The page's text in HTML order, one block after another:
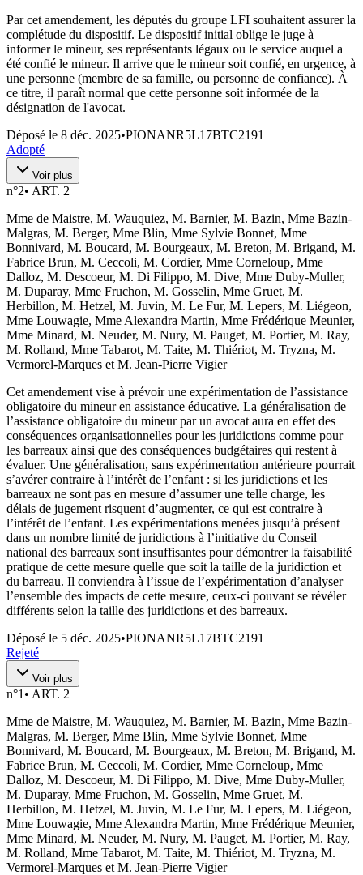
Par cet amendement, les députés du groupe LFI souhaitent assurer la
complétude du dispositif. Le dispositif initial oblige le juge à
informer le mineur, ses représentants légaux ou le service auquel a
été confié le mineur. Il arrive que le mineur soit confié, en urgence, à
une personne (membre de sa famille, ou personne de confiance). À
ce titre, il paraît normal que cette personne soit informée de la
désignation de l'avocat.
Déposé le 8 déc. 2025•PIONANR5L17BTC2191
Adopté
Voir plus
n°2• ART. 2
Mme de Maistre, M. Wauquiez, M. Barnier, M. Bazin, Mme Bazin-
Malgras, M. Berger, Mme Blin, Mme Sylvie Bonnet, Mme
Bonnivard, M. Boucard, M. Bourgeaux, M. Breton, M. Brigand, M.
Fabrice Brun, M. Ceccoli, M. Cordier, Mme Corneloup, Mme
Dalloz, M. Descoeur, M. Di Filippo, M. Dive, Mme Duby-Muller,
M. Duparay, Mme Fruchon, M. Gosselin, Mme Gruet, M.
Herbillon, M. Hetzel, M. Juvin, M. Le Fur, M. Lepers, M. Liégeon,
Mme Louwagie, Mme Alexandra Martin, Mme Frédérique Meunier,
Mme Minard, M. Neuder, M. Nury, M. Pauget, M. Portier, M. Ray,
M. Rolland, Mme Tabarot, M. Taite, M. Thiériot, M. Tryzna, M.
Vermorel-Marques et M. Jean-Pierre Vigier
Cet amendement vise à prévoir une expérimentation de l’assistance
obligatoire du mineur en assistance éducative. La généralisation de
l’assistance obligatoire du mineur par un avocat aura en effet des
conséquences organisationnelles pour les juridictions comme pour
les barreaux ainsi que des conséquences budgétaires qui restent à
évaluer. Une généralisation, sans expérimentation antérieure pourrait
s’avérer contraire à l’intérêt de l’enfant : si les juridictions et les
barreaux ne sont pas en mesure d’assumer une telle charge, les
délais de jugement risquent d’augmenter, ce qui est contraire à
l’intérêt de l’enfant. Les expérimentations menées jusqu’à présent
dans un nombre limité de juridictions à l’initiative du Conseil
national des barreaux sont insuffisantes pour démontrer la faisabilité
pratique de cette mesure quelle que soit la taille de la juridiction et
du barreau. Il conviendra à l’issue de l’expérimentation d’analyser
l’ensemble des impacts de cette mesure, ceux-ci pouvant se révéler
différents selon la taille des juridictions et des barreaux.
Déposé le 5 déc. 2025•PIONANR5L17BTC2191
Rejeté
Voir plus
n°1 • ART. 2
Mme de Maistre, M. Wauquiez, M. Barnier, M. Bazin, Mme Bazin-
Malgras, M. Berger, Mme Blin, Mme Sylvie Bonnet, Mme
Bonnivard, M. Boucard, M. Bourgeaux, M. Breton, M. Brigand, M.
Fabrice Brun, M. Ceccoli, M. Cordier, Mme Corneloup, Mme
Dalloz, M. Descoeur, M. Di Filippo, M. Dive, Mme Duby-Muller,
M. Duparay, Mme Fruchon, M. Gosselin, Mme Gruet, M.
Herbillon, M. Hetzel, M. Juvin, M. Le Fur, M. Lepers, M. Liégeon,
Mme Louwagie, Mme Alexandra Martin, Mme Frédérique Meunier,
Mme Minard, M. Neuder, M. Nury, M. Pauget, M. Portier, M. Ray,
M. Rolland, Mme Tabarot, M. Taite, M. Thiériot, M. Tryzna, M.
Vermorel-Marques et M. Jean-Pierre Vigier